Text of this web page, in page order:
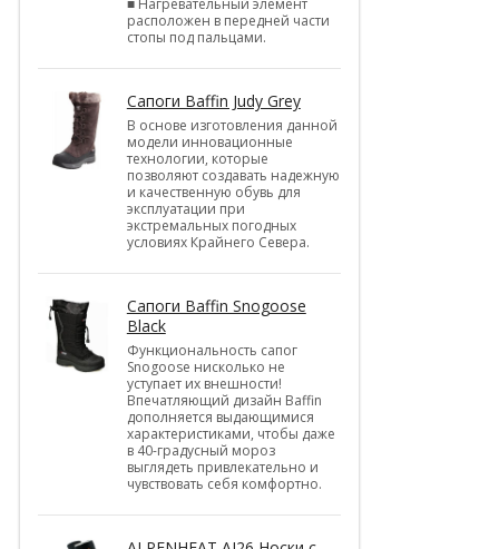
расположен в передней части
стопы под пальцами.
Сапоги Baffin Judy Grey
В основе изготовления данной
модели инновационные
технологии, которые
позволяют создавать надежную
и качественную обувь для
эксплуатации при
экстремальных погодных
условиях Крайнего Севера.
Сапоги Baffin Snogoose
Black
Функциональность сапог
Snogoose нисколько не
уступает их внешности!
Впечатляющий дизайн Baffin
дополняется выдающимися
характеристиками, чтобы даже
в 40-градусный мороз
выглядеть привлекательно и
чувствовать себя комфортно.